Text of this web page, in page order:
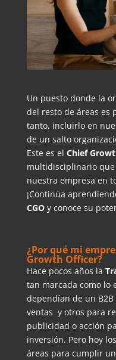
Un puesto donde la
del resto de áreas es
tanto, incluirlo en
de un salto
Este es el Chief
multidisciplinario
nuestra empresa en
¡Continúa
CGO y conoce su
¿Por qué mi
Growth Officer?
Hace pocos años la
tan marcada como lo
dependían de un
ventas y otros para
publicidad o acción
inversión. Pero hoy
áreas para cumplir